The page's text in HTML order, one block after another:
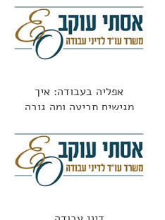
אפליה בעבודה: איך
מגישים תביעה ומה גובה